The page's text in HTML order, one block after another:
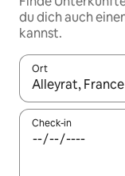
du dich auch
kannst.
Ort
Wenn
Check-in